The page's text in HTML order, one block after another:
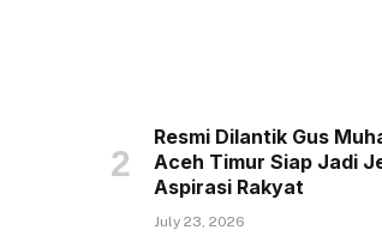
Resmi Dilantik Gus
Aceh Timur Siap Jadi
Aspirasi Rakyat
July 23, 2026